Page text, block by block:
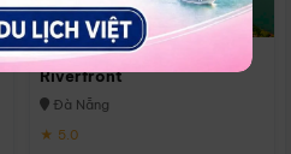
Melia Vinpearl Danang
Riverfront
Đà Nẵng
★ 5.0